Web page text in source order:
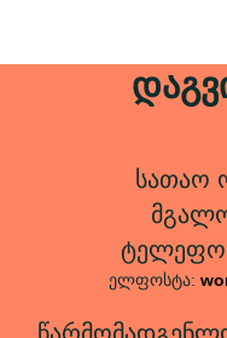
სათაო
ელფოსტა: